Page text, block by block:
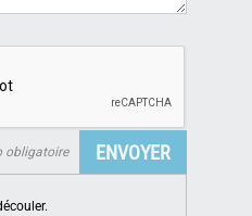
obligatoire